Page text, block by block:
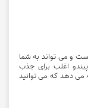
و می ‌تواند به شما
اغلب برای جذب
می ‌دهد که می ‌توانید